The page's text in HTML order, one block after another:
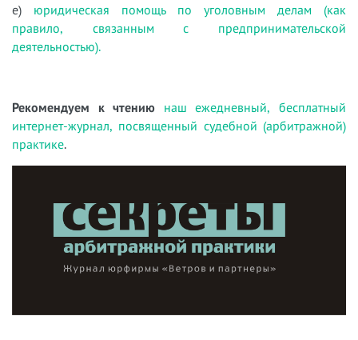
е) юридическая помощь по уголовным делам (как
правило, связанным с предпринимательской
деятельностью).
Рекомендуем к чтению наш ежедневный, бесплатный
интернет-журнал, посвященный судебной (арбитражной)
практике.